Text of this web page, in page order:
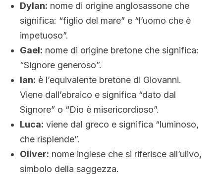
Dylan: nome di origine anglosassone che
significa: “figlio del mare” e “l’uomo che è
impetuoso”.
Gael: nome di origine bretone che significa:
“Signore generoso”.
Ian: è l’equivalente bretone di Giovanni.
Viene dall’ebraico e significa “dato dal
Signore” o “Dio è misericordioso”.
Luca: viene dal greco e significa “luminoso,
che risplende”.
Oliver: nome inglese che si riferisce all’ulivo,
simbolo della saggezza.